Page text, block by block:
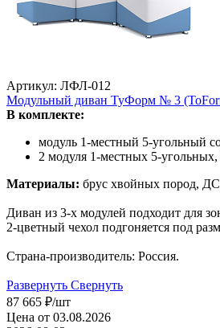
Артикул: ЛФЛ-012
Модульный диван ТуФорм № 3
В комплекте:
модуль 1-местный 5-угольный
2 модуля 1-местных 5-
Материалы: брус хвойных пород,
Диван из 3-х модулей подходит для
2-цветный чехол подгоняется под
Страна-производитель: Россия.
Развернуть Свернуть
87 665 ₽/шт
Цена от 03.08.2026